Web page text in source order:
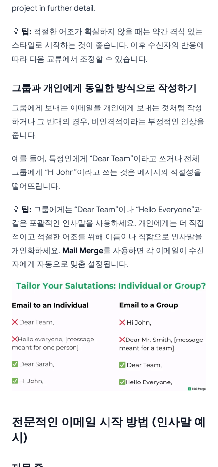
project in further detail.
💡 팁: 적절한 어조가 확실하지 않을 때는 약간 격식 있는
스타일로 시작하는 것이 좋습니다. 이후 수신자의 반응에
따라 다음 교류에서 조정할 수 있습니다.
그룹과 개인에게 동일한 방식으로 작성하기
그룹에게 보내는 이메일을 개인에게 보내는 것처럼 작성
하거나 그 반대의 경우, 비인격적이라는 부정적인 인상을
줍니다.
예를 들어, 특정인에게 “Dear Team”이라고 쓰거나 전체
그룹에게 “Hi John”이라고 쓰는 것은 메시지의 적절성을
떨어뜨립니다.
💡 팁: 그룹에게는 “Dear Team”이나 “Hello Everyone”과
같은 포괄적인 인사말을 사용하세요. 개인에게는 더 직접
적이고 적절한 어조를 위해 이름이나 직함으로 인사말을
개인화하세요. Mail Merge를 사용하면 각 이메일이 수신
자에게 자동으로 맞춤 설정됩니다.
전문적인 이메일 시작 방법 (인사말 예
시)